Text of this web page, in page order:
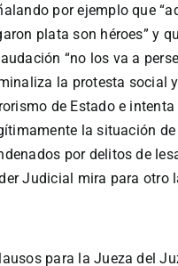
por ejemplo que
plata son héroes” y
“no los va a
la protesta social
de Estado e
la situación
por delitos de
Judicial mira para otro
para la Jueza del